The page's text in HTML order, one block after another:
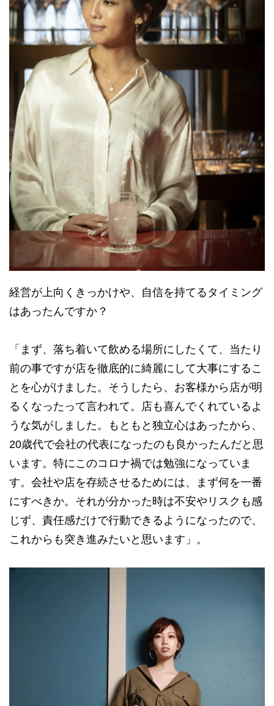
経営が上向くきっかけや、自信を持てるタイミング
はあったんですか？
「まず、落ち着いて飲める場所にしたくて、当たり
前の事ですが店を徹底的に綺麗にして大事にするこ
とを心がけました。そうしたら、お客様から店が明
るくなったって言われて。店も喜んでくれているよ
うな気がしました。もともと独立心はあったから、
20歳代で会社の代表になったのも良かったんだと思
います。特にこのコロナ禍では勉強になっていま
す。会社や店を存続させるためには、まず何を一番
にすべきか。それが分かった時は不安やリスクも感
じず、責任感だけで行動できるようになったので、
これからも突き進みたいと思います」。